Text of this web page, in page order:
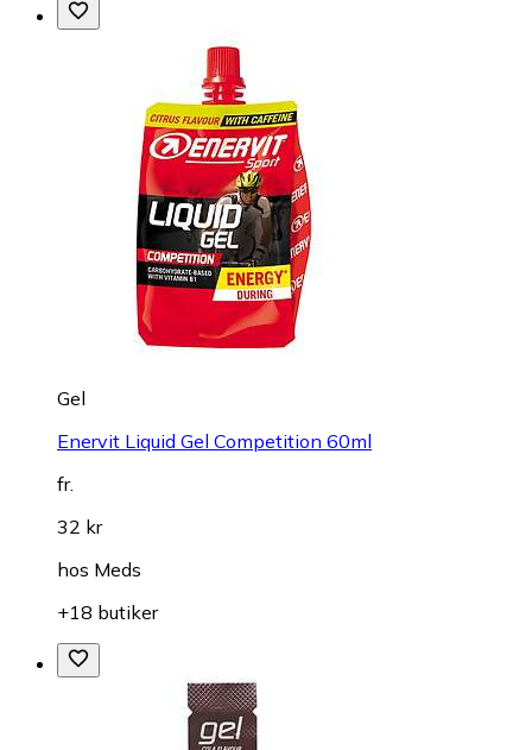
Gel
Enervit Liquid Gel Competition 60ml
fr.
32 kr
hos Meds
+18 butiker